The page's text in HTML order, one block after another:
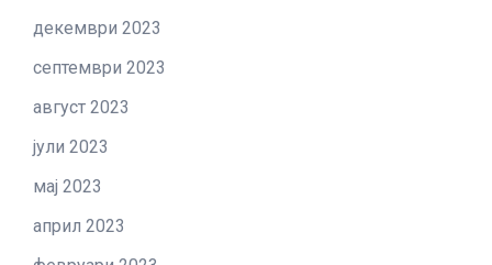
декември 2023
септември 2023
август 2023
јули 2023
мај 2023
април 2023